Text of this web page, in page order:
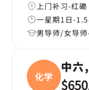
上门补习-红磡
一星期1日-
男导师/女导
化学
中六
$650